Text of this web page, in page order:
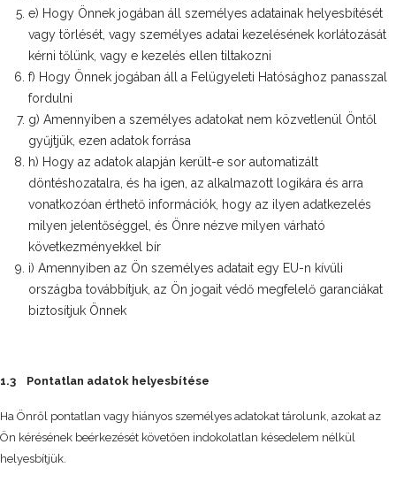
e) Hogy Önnek jogában áll személyes adatainak helyesbítését
vagy törlését, vagy személyes adatai kezelésének korlátozását
kérni tőlünk, vagy e kezelés ellen tiltakozni
f) Hogy Önnek jogában áll a Felügyeleti Hatósághoz panasszal
fordulni
g) Amennyiben a személyes adatokat nem közvetlenül Öntől
gyűjtjük, ezen adatok forrása
h) Hogy az adatok alapján került-e sor automatizált
döntéshozatalra, és ha igen, az alkalmazott logikára és arra
vonatkozóan érthető információk, hogy az ilyen adatkezelés
milyen jelentőséggel, és Önre nézve milyen várható
következményekkel bír
i) Amennyiben az Ön személyes adatait egy EU-n kívüli
országba továbbítjuk, az Ön jogait védő megfelelő garanciákat
biztosítjuk Önnek
1.3 Pontatlan adatok helyesbítése
Ha Önről pontatlan vagy hiányos személyes adatokat tárolunk, azokat az
Ön kérésének beérkezését követően indokolatlan késedelem nélkül
helyesbítjük.